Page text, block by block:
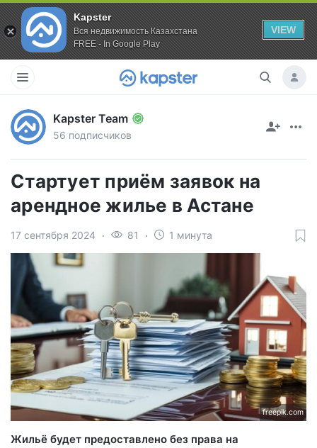
Kapster
Вся недвижимость Казахстана
FREE - In Google Play
VIEW
Kapster Team
56 подписчиков
Стартует приём заявок на
арендное жилье в Астане
17 сентября 2024 81 1 минута
freepik.com
Жильё будет предоставлено без права на